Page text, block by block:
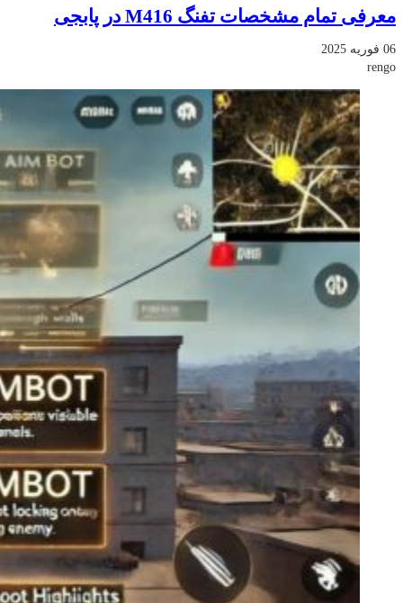
معرفی تمام مشخصات تفنگ M416 در پابجی
06 فوریه 2025
rengo